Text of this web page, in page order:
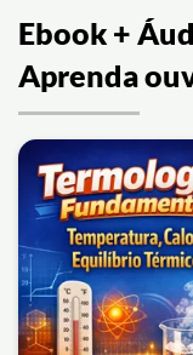
Ebook +
Aprenda